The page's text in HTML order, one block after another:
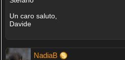
Un caro saluto,
Davide
NadiaB